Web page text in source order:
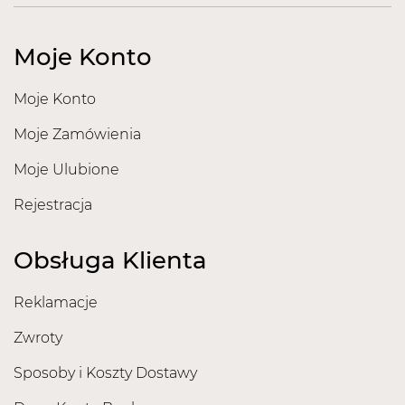
Moje Konto
Moje Konto
Moje Zamówienia
Moje Ulubione
Rejestracja
Obsługa Klienta
Reklamacje
Zwroty
Sposoby i Koszty Dostawy